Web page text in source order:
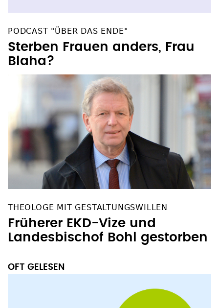
PODCAST "ÜBER DAS ENDE"
Sterben Frauen anders, Frau
Blaha?
THEOLOGE MIT GESTALTUNGSWILLEN
Früherer EKD-Vize und
Landesbischof Bohl gestorben
OFT GELESEN